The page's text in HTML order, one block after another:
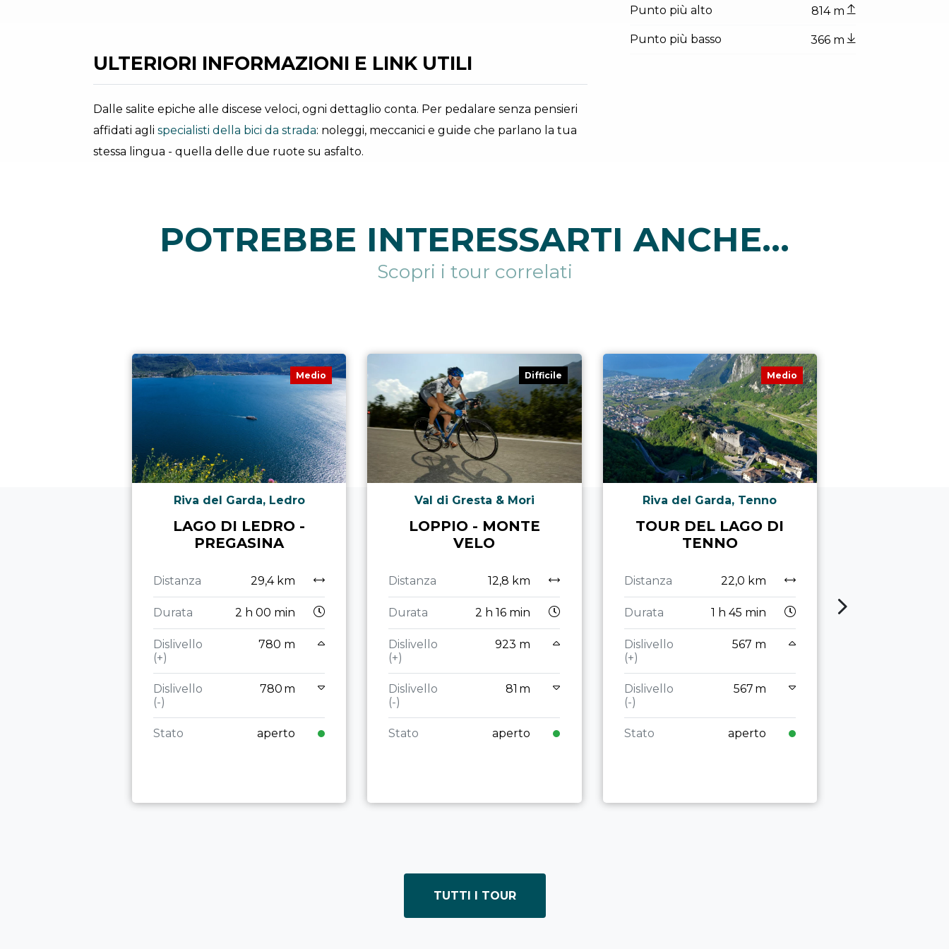
ULTERIORI INFORMAZIONI E LINK UTILI
Dalle salite epiche alle discese veloci, ogni dettaglio conta. Per pedalare senza pensieri
affidati agli specialisti della bici da strada: noleggi, meccanici e guide che parlano la tua
stessa lingua - quella delle due ruote su asfalto.
Punto più alto 814 m
Punto più basso 366 m
POTREBBE INTERESSARTI ANCHE...
Scopri i tour correlati
Medio
Riva del Garda, Ledro
LAGO DI LEDRO -
PREGASINA
Distanza 29,4 km
Durata 2 h 00 min
Dislivello
(+)
780 m
Dislivello
(-)
780 m
Stato aperto
Difficile
Val di Gresta & Mori
LOPPIO - MONTE
VELO
Distanza 12,8 km
Durata 2 h 16 min
Dislivello
(+)
923 m
Dislivello
(-)
81 m
Stato aperto
Medio
Riva del Garda, Tenno
TOUR DEL LAGO DI
TENNO
Distanza 22,0 km
Durata 1 h 45 min
Dislivello
(+)
567 m
Dislivello
(-)
567 m
Stato aperto
TUTTI I TOUR